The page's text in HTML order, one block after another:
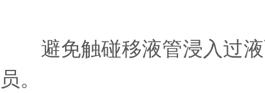
避免触碰移液管浸入过液
员。